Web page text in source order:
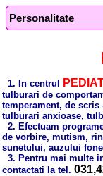
Personalitate
1. In centrul
tulburari de
temperament, de
tulburari anxioase,
2. Efectuam
de vorbire, mutism,
sunetului, auzului
3. Pentru mai multe
contactati la tel.